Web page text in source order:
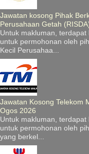
Jawatan kosong Pihak
Perusahaan Getah
Untuk makluman,
untuk permohonan oleh
Kecil Perusahaa...
Jawatan Kosong Telekom
Ogos 2026
Untuk makluman,
untuk permohonan oleh
yang berkel...